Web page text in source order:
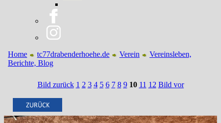
Home tc77drabenderhoehe.de Verein
Vereinsleben,
Berichte, Blog
Bild zurück 1 2 3 4 5 6 7 8 9 10 11 12 Bild vor